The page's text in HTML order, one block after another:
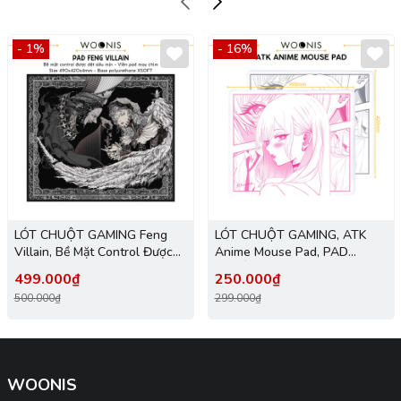
- 1%
LÓT CHUỘT GAMING Feng
Villain, Bề Mặt Control Được
Base Polyurethane XSOFT,
Size 490x420x4mm
499.000₫
500.000₫
- 16%
LÓT CHUỘT GAMING, ATK
Anime Mouse Pad, PAD
MOUSE PAD
250.000₫
299.000₫
WOONIS